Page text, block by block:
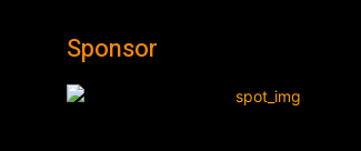
Sponsor